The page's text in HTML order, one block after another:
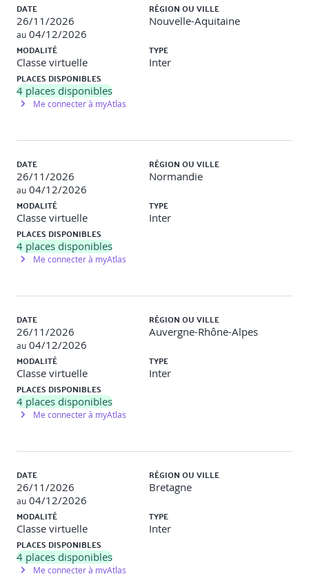
DATE
26/11/2026
au 04/12/2026
RÉGION OU VILLE
Nouvelle-Aquitaine
MODALITÉ
Classe virtuelle
TYPE
Inter
PLACES DISPONIBLES
4 places disponibles
Me connecter à myAtlas
DATE
26/11/2026
au 04/12/2026
RÉGION OU VILLE
Normandie
MODALITÉ
Classe virtuelle
TYPE
Inter
PLACES DISPONIBLES
4 places disponibles
Me connecter à myAtlas
DATE
26/11/2026
au 04/12/2026
RÉGION OU VILLE
Auvergne-Rhône-Alpes
MODALITÉ
Classe virtuelle
TYPE
Inter
PLACES DISPONIBLES
4 places disponibles
Me connecter à myAtlas
DATE
26/11/2026
au 04/12/2026
RÉGION OU VILLE
Bretagne
MODALITÉ
Classe virtuelle
TYPE
Inter
PLACES DISPONIBLES
4 places disponibles
Me connecter à myAtlas